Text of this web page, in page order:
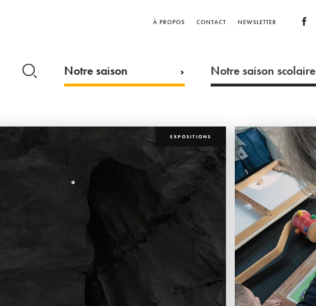
À PROPOS CONTACT NEWSLETTER
Notre saison Notre saison scolaire
EXPOSITIONS